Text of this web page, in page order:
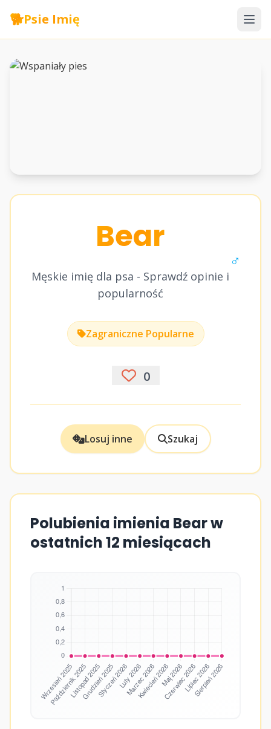
🐕Psie Imię
Bear
Męskie imię dla psa - Sprawdź opinie i
popularność
♂
Zagraniczne Popularne
0
Losuj inne Szukaj
Polubienia imienia Bear w
ostatnich 12 miesiącach